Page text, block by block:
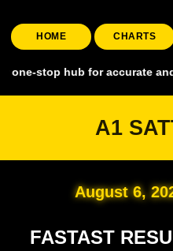
HOME CHARTS
hub for accurate and timely
A1
August 6,
FASTAST